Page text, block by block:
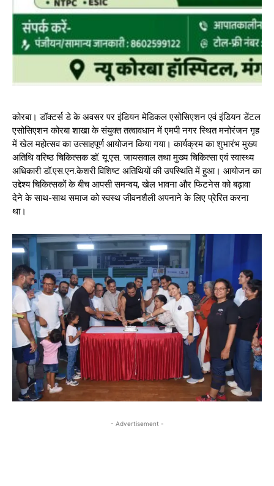
कोरबा। डॉक्टर्स डे के अवसर पर इंडियन मेडिकल एसोसिएशन एवं इंडियन डेंटल
एसोसिएशन कोरबा शाखा के संयुक्त तत्वावधान में एमपी नगर स्थित मनोरंजन गृह
में खेल महोत्सव का उत्साहपूर्ण आयोजन किया गया। कार्यक्रम का शुभारंभ मुख्य
अतिथि वरिष्ठ चिकित्सक डॉ. यू.एस. जायसवाल तथा मुख्य चिकित्सा एवं स्वास्थ्य
अधिकारी डॉ.एस.एन.केशरी विशिष्ट अतिथियों की उपस्थिति में हुआ। आयोजन का
उद्देश्य चिकित्सकों के बीच आपसी समन्वय, खेल भावना और फिटनेस को बढ़ावा
देने के साथ-साथ समाज को स्वस्थ जीवनशैली अपनाने के लिए प्रेरित करना
था।
- Advertisement -